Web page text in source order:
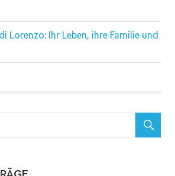
Lorenzo: Ihr Leben, ihre Familie und